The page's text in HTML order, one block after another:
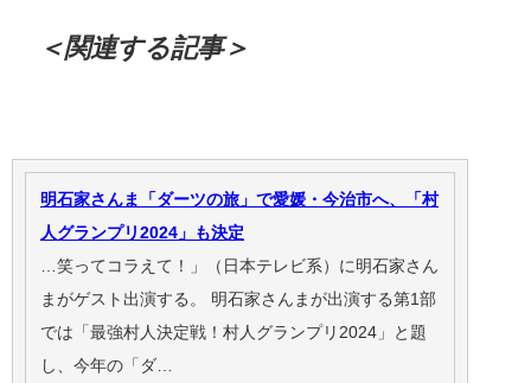
＜関連する記事＞
明石家さんま「ダーツの旅」で愛媛・今治市へ、「村
人グランプリ2024」も決定
…笑ってコラえて！」（日本テレビ系）に明石家さん
まがゲスト出演する。 明石家さんまが出演する第1部
では「最強村人決定戦！村人グランプリ2024」と題
し、今年の「ダ…